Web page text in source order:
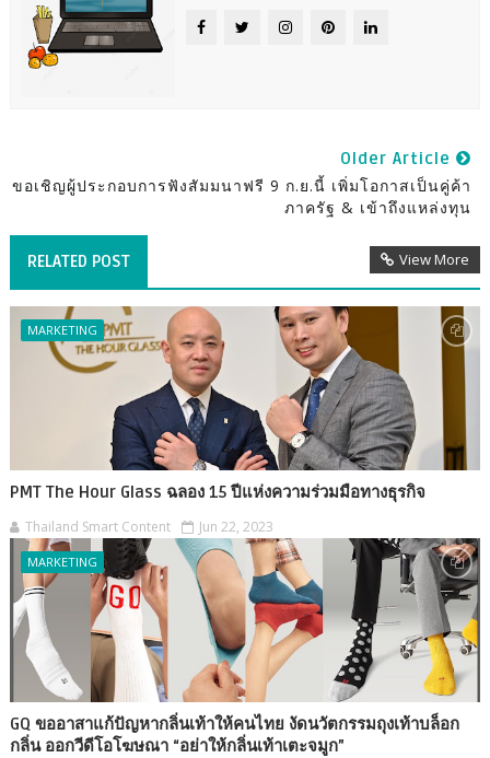
Older Article
ขอเชิญผู้ประกอบการฟังสัมมนาฟรี 9 ก.ย.นี้ เพิ่มโอกาสเป็นคู่ค้า
ภาครัฐ & เข้าถึงแหล่งทุน
RELATED POST View More
MARKETING
PMT The Hour Glass ฉลอง 15 ปีแห่งความร่วมมือทางธุรกิจ
Thailand Smart Content Jun 22, 2023
MARKETING
GQ ขออาสาแก้ปัญหากลิ่นเท้าให้คนไทย งัดนวัตกรรมถุงเท้าบล็อก
กลิ่น ออกวีดีโอโฆษณา “อย่าให้กลิ่นเท้าเตะจมูก”